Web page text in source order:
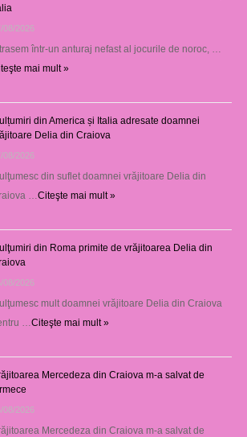
08/2026
într-un anturaj nefast al jocurile de noroc, …
mai mult »
din America și Italia adresate doamnei
Delia din Craiova
08/2026
din suflet doamnei vrăjitoare Delia din
… Citeşte mai mult »
din Roma primite de vrăjitoarea Delia din
08/2026
mult doamnei vrăjitoare Delia din Craiova
… Citeşte mai mult »
Mercedeza din Craiova m-a salvat de
08/2026
Mercedeza din Craiova m-a salvat de